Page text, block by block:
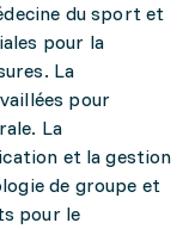
du sport et
pour la
La
pour
La
et la gestion
de groupe et
pour le